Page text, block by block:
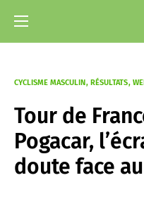
CYCLISME MASCULIN RÉSULTATS
Tour de
Pogacar,
doute face